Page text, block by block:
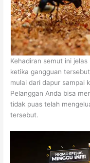
Kehadiran semut ini
ketika gangguan
mulai dari dapur sampai
Pelanggan Anda bisa
tidak puas telah
tersebut.